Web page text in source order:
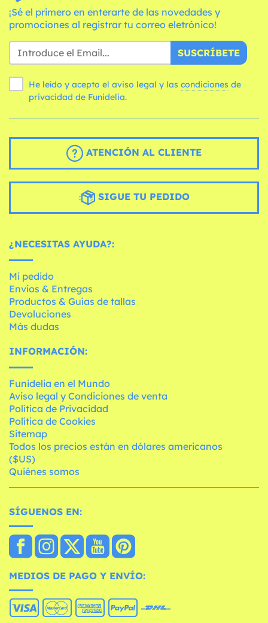
¡Sé el primero en enterarte de las novedades y
promociones al registrar tu correo eletrónico!
SUSCRÍBETE
He leído y acepto el aviso legal y las condiciones
privacidad de Funidelia.
ATENCIÓN AL CLIENTE
SIGUE TU PEDIDO
¿NECESITAS AYUDA?:
Mi pedido
Envíos & Entregas
Productos & Guías de tallas
Devoluciones
Más dudas
INFORMACIÓN:
Funidelia en el Mundo
Aviso legal y Condiciones de venta
Política de Privacidad
Política de Cookies
Sitemap
Todos los precios están en dólares americanos
($US)
Quiénes somos
SÍGUENOS EN:
MEDIOS DE PAGO Y ENVÍO: